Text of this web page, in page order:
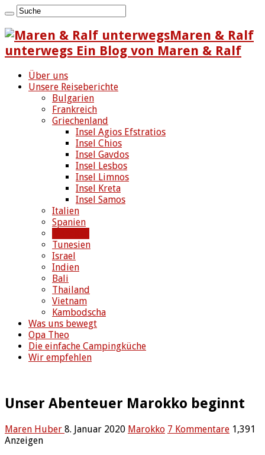
Maren & Ralf
unterwegs Ein Blog von Maren & Ralf
Über uns
Unsere Reiseberichte
Bulgarien
Frankreich
Griechenland
Insel Agios Efstratios
Insel Chios
Insel Gavdos
Insel Lesbos
Insel Limnos
Insel Kreta
Insel Samos
Italien
Spanien
Tunesien
Israel
Indien
Bali
Thailand
Vietnam
Kambodscha
Was uns bewegt
Opa Theo
Die einfache Campingküche
Wir empfehlen
Unser Abenteuer Marokko beginnt
Maren Huber 8. Januar 2020 Marokko 7 Kommentare 1,391
Anzeigen